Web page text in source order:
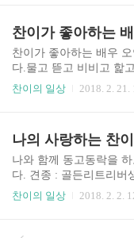
아시죠? ㅎㅎ) 미용실은
이고 찬이는 제가 머리
습이죠. 신나게 뛰어놀
은 모래와 낙엽이 많이
다행이 편안하게 있는
적은 이번이 처음이네요
로 들어가길래 안녕이라
네요.그래도 담은 넘는
리 잡혀가. ㅎㅎ 언제나
즐겁기..
찬이가 좋아하는
찬이가 좋아하는 배우
다.물고 뜯고 비비고 핥
베게 삼아 베고 자기도
즐거워하는 모습. 서로
표정이 그렇게 좋아보이
가 엄청 들이댑니다.)가
싶을 정도로 서운할때가
을 안들어서 ㅋㅋㅋ 산
고 오연아씨를 리드하고
찬이의 일상 2018. 2. 21.
나의 사랑하는 찬
나와 함께 동고동락을
다. 견종 : 골든리트리버
일성별 : 남 저와함께 살
잡니다.가끔은 잠을자다
찬이의 일상 2018. 2. 2.